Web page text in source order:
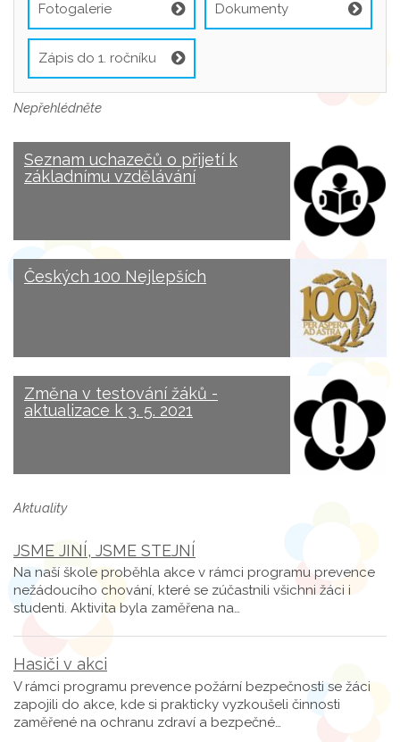
Fotogalerie Dokumenty
Zápis do 1. ročníku
Nepřehlédněte
Seznam uchazečů o přijetí k
základnímu vzdělávání
Českých 100 Nejlepších
Změna v testování žáků -
aktualizace k 3. 5. 2021
Aktuality
JSME JINÍ, JSME STEJNÍ
Na naší škole proběhla akce v rámci programu prevence
nežádoucího chování, které se zúčastnili všichni žáci i
studenti. Aktivita byla zaměřena na…
Hasiči v akci
V rámci programu prevence požární bezpečnosti se žáci
zapojili do akce, kde si prakticky vyzkoušeli činnosti
zaměřené na ochranu zdraví a bezpečné…